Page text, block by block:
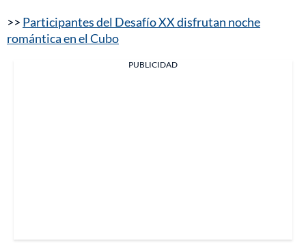
>> Participantes del Desafío XX disfrutan noche
romántica en el Cubo
PUBLICIDAD